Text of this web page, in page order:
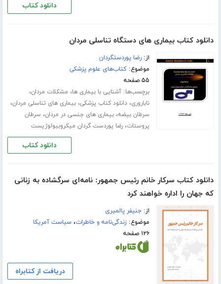
دانلود کتاب
دانلود کتاب بیماری های دستگاه تناسلی مردان
از:رضا پوردستگردان
موضوع:کتاب‌های علوم پزشکی
۵۵ صفحه
برچسب‌ها:آشنایی با بیماری ها، مشکلات مردان،
ناباروری،دانلود کتاب پزشکی،بیماری های تناسلی مردان،
سرطان بیضه،بیماری های جنسی در مردان، سرطان
پروستات،رضا پوردست گردان میکروبیولوژیست
دانلود کتاب
دانلود کتاب سرکار خانم رئیس جمهور: نامه‌ای سرگشاده به زنانی
که جهان را اداره خواهند کرد
از:جنیفر پالمیری
موضوع:زندگی‌نامه و خاطرات،سیاست آمریکا
۱۲۶ صفحه
دریافت از کتابراه